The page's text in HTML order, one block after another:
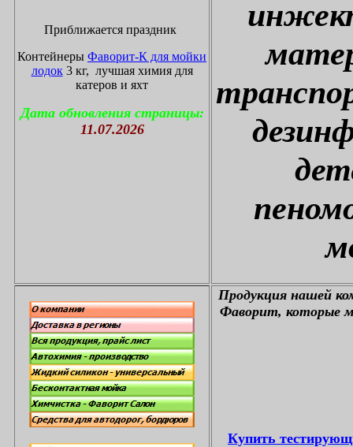
Приближается праздник
Контейнеры Фаворит-К для мойки
лодок3 кг, лучшая химия для
катеров и яхт
Дата обновления страницы:
11.07.2026
Продукция нашей
Фаворит, которые
Купить